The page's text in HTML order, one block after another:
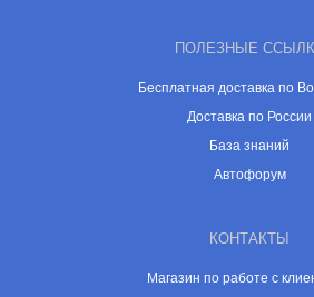
ПОЛЕЗНЫЕ
Бесплатная доставка по
Доставка по России
База знаний
Автофорум
КОНТАКТЫ
Магазин по работе с